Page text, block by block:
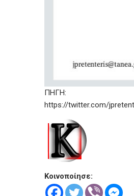
ΠΗΓΗ:
https://twitter.com/
Κοινοποίησε: